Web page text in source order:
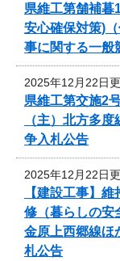
県維工第舗補暮
安心確保対策)
事に関する一般
2025年12月22日
県維工第交施2
（主）北方多
争入札公告
2025年12月22日
【建設工事】
修（暮らしの安
金原上西郷線
札公告